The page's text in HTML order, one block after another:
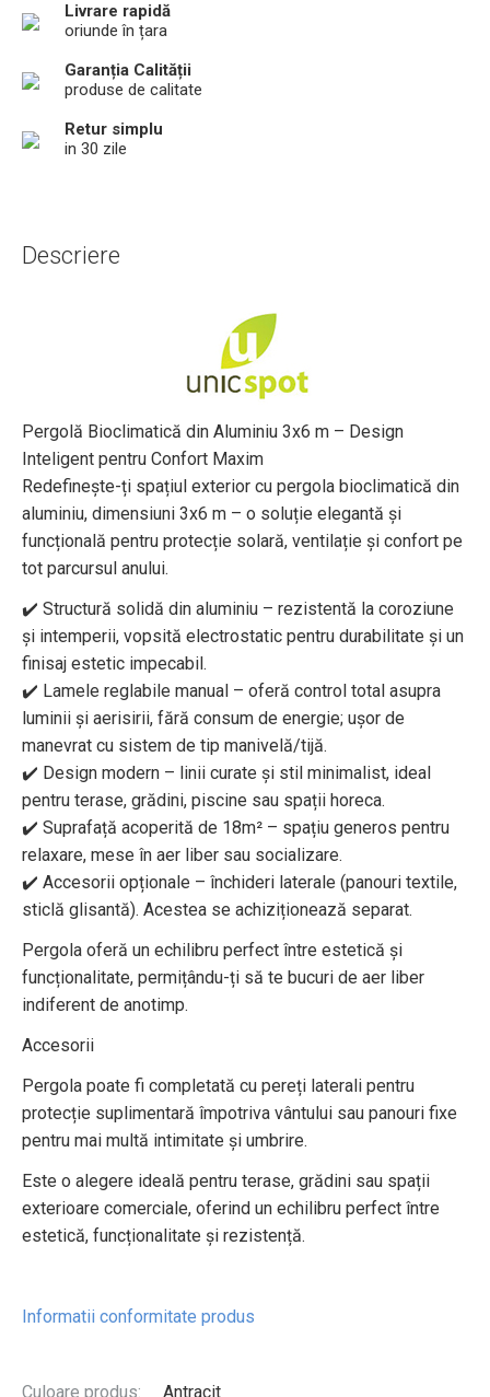
Livrare rapidă
oriunde în țara
Garanția Calității
produse de calitate
Retur simplu
in 30 zile
Descriere
Pergolă Bioclimatică din Aluminiu 3x6 m – Design
Inteligent pentru Confort Maxim
Redefinește-ți spațiul exterior cu pergola bioclimatică din
aluminiu, dimensiuni 3x6 m – o soluție elegantă și
funcțională pentru protecție solară, ventilație și confort pe
tot parcursul anului.
✔️ Structură solidă din aluminiu – rezistentă la coroziune
și intemperii, vopsită electrostatic pentru durabilitate și un
finisaj estetic impecabil.
✔️ Lamele reglabile manual – oferă control total asupra
luminii și aerisirii, fără consum de energie; ușor de
manevrat cu sistem de tip manivelă/tijă.
✔️ Design modern – linii curate și stil minimalist, ideal
pentru terase, grădini, piscine sau spații horeca.
✔️ Suprafață acoperită de 18m² – spațiu generos pentru
relaxare, mese în aer liber sau socializare.
✔️ Accesorii opționale – închideri laterale (panouri textile,
sticlă glisantă). Acestea se achiziționează separat.
Pergola oferă un echilibru perfect între estetică și
funcționalitate, permițându-ți să te bucuri de aer liber
indiferent de anotimp.
Accesorii
Pergola poate fi completată cu pereți laterali pentru
protecție suplimentară împotriva vântului sau panouri fixe
pentru mai multă intimitate și umbrire.
Este o alegere ideală pentru terase, grădini sau spații
exterioare comerciale, oferind un echilibru perfect între
estetică, funcționalitate și rezistență.
Informatii conformitate produs
Culoare produs: Antracit